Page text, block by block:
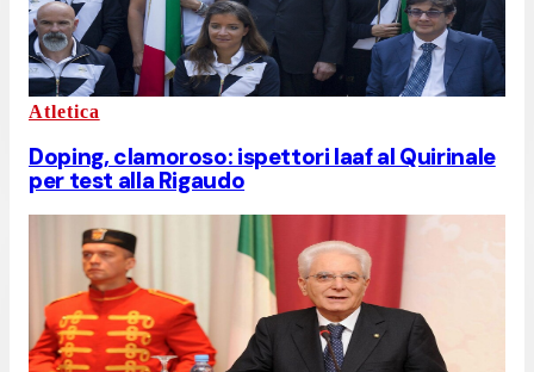
Atletica
Doping, clamoroso: ispettori Iaaf al Quirinale
per test alla Rigaudo